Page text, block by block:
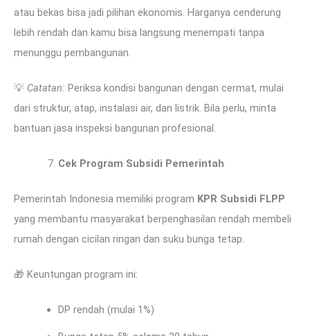
atau bekas bisa jadi pilihan ekonomis. Harganya cenderung
lebih rendah dan kamu bisa langsung menempati tanpa
menunggu pembangunan.
💡 Catatan: Periksa kondisi bangunan dengan cermat, mulai
dari struktur, atap, instalasi air, dan listrik. Bila perlu, minta
bantuan jasa inspeksi bangunan profesional.
Cek Program Subsidi Pemerintah
Pemerintah Indonesia memiliki program KPR Subsidi FLPP
yang membantu masyarakat berpenghasilan rendah membeli
rumah dengan cicilan ringan dan suku bunga tetap.
🎁 Keuntungan program ini:
DP rendah (mulai 1%)